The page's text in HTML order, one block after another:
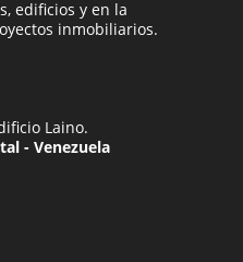
edificios y en la
inmobiliarios.
Laino.
- Venezuela